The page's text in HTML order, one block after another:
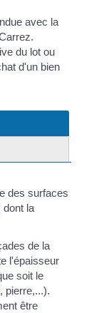
avec la
du lot ou
d'un bien
des surfaces
dont la
de la
l'épaisseur
soit le
pierre,...).
être